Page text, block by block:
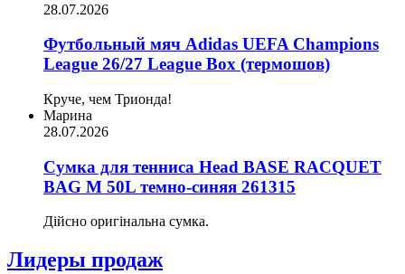
28.07.2026
Футбольный мяч Adidas UEFA Champions
League 26/27 League Box (термошов)
Круче, чем Трионда!
Марина
28.07.2026
Сумка для тенниса Head BASE RACQUET
BAG M 50L темно-синяя 261315
Дійсно оригінальна сумка.
Лидеры продаж